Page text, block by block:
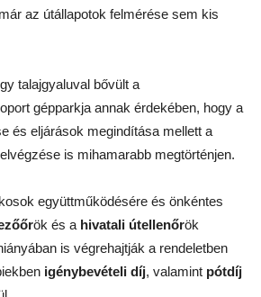
az útállapotok felmérése sem kis
talajgyaluval bővült a
gépparkja annak érdekében, hogy a
és eljárások megindítása mellett a
is mihamarabb megtörténjen.
együttműködésére és önkéntes
ök és a hivatali útellenőrök
is végrehajtják a rendeletben
igénybevételi díj, valamint pótdíj